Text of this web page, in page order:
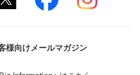
様向けメールマガジン